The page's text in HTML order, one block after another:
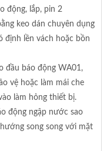
động, lắp, pin 2
keo dán chuyên dụng
định lền vách hoặc bồn
đầu báo động WA01,
vệ hoặc làm mái che
làm hỏng thiết bị.
động ngập nước sao
song song với mặt